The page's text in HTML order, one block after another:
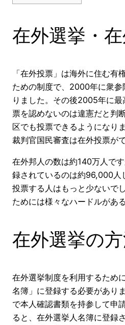
在外選挙・
「在外投票」は海外に住む有
ための制度で、2000年に衆参
りました。その後2005年に
票を認めないのは違憲だと判
区でも投票できるようになり
裁判官国民審査は在外投票が
在外邦人の数は約140万人で
録されているのは約96,000人
投票する人はもっと少ないで
ためには様々なハードルがあ
在外選挙の
在外選挙制度を利用するため
名簿」に登録する必要があり
で本人確認書類を持参して申
ると、在外選挙人名簿に登録